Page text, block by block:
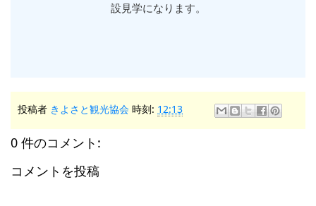
設見学になります。
投稿者 きよさと観光協会 時刻: 12:13
0 件のコメント:
コメントを投稿